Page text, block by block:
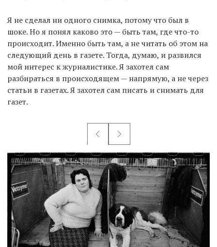
Я не сделал ни одного снимка, потому что был в
шоке. Но я понял каково это — быть там, где что-то
происходит. Именно быть там, а не читать об этом на
следующий день в газете. Тогда, думаю, и развился
мой интерес к журналистике. Я захотел сам
разбираться в происходящем — напрямую, а не через
статьи в газетах. Я захотел сам писать и снимать для
газет.